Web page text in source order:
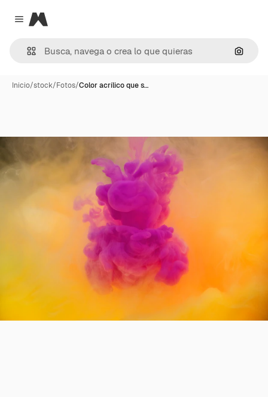
Close menu
Magnific
Inicio/stock/Fotos/Color acrílico que s…